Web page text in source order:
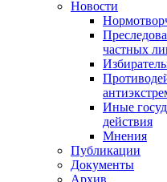
Новости
частных
Иные
действия
Мнения
Публикации
Документы
Архив